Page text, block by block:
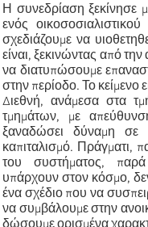
Η συνεδρίαση ξεκίνησε
ενός
σχεδιάζουμε να
είναι, ξεκινώντας από
να διατυπώσουμε
στην περίοδο. Το κείμενο
Διεθνή, ανάμεσα στα
τμημάτων, με
ξαναδώσει δύναμη σε
καπιταλισμό. Πράγματι,
του συστήματος, παρά
υπάρχουν στον κόσμο,
ένα σχέδιο που να
να συμβάλουμε στην
δώσουμε ορισμένα